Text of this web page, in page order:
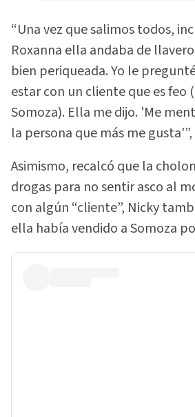
“Una vez que salimos todos,
Roxanna ella andaba de
bien periqueada. Yo le
estar con un cliente que es feo
Somoza). Ella me dijo. 'Me
la persona que más me
Asimismo, recalcó que la
drogas para no sentir asco al
con algún “cliente”, Nicky
ella había vendido a Somoza